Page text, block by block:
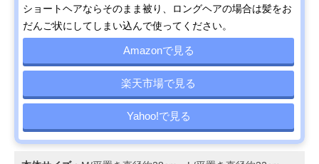
ショートヘアならそのまま被り、ロングヘアの場合は髪をお
だんご状にしてしまい込んで使ってください。
Amazonで見る
楽天市場で見る
Yahoo!で見る